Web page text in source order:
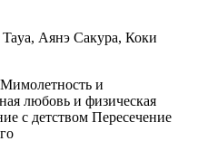
Аянэ Сакура, Коки
Мимолетность и
любовь и физическая
с детством Пересечение